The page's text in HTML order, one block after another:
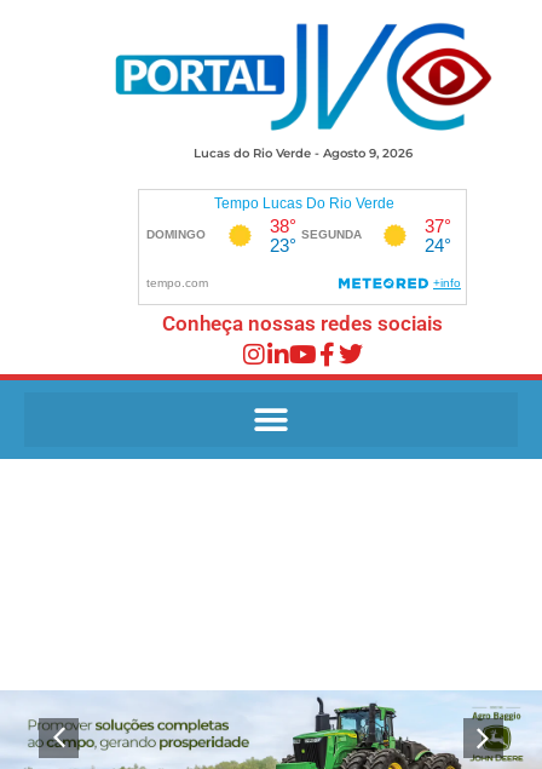
Lucas do Rio Verde - Agosto 9, 2026
Conheça nossas redes sociais